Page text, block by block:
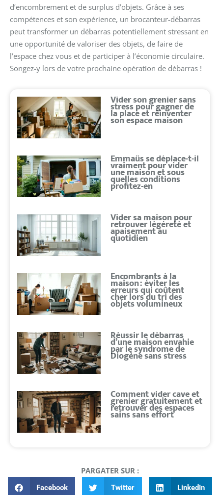
d’encombrement et de surplus d’objets. Grâce à ses
compétences et son expérience, un brocanteur-débarras
peut transformer un débarras potentiellement stressant en
une opportunité de valoriser des objets, de faire de
l’espace chez vous et de participer à l’économie circulaire.
Songez-y lors de votre prochaine opération de débarras !
Vider son grenier sans
stress pour gagner de
la place et réinventer
son espace maison
Emmaüs se déplace-t-il
vraiment pour vider
une maison et sous
quelles conditions
profitez-en
Vider sa maison pour
retrouver légèreté et
apaisement au
quotidien
Encombrants à la
maison : éviter les
erreurs qui coûtent
cher lors du tri des
objets volumineux
Réussir le débarras
d’une maison envahie
par le syndrome de
Diogène sans stress
Comment vider cave et
grenier gratuitement et
retrouver des espaces
sains sans effort
PARGATER SUR :
Facebook Twitter LinkedIn